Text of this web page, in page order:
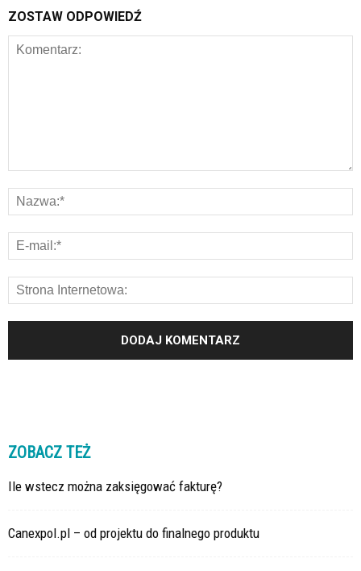
ZOSTAW ODPOWIEDŹ
ZOBACZ TEŻ
Ile wstecz można zaksięgować fakturę?
Canexpol.pl – od projektu do finalnego produktu